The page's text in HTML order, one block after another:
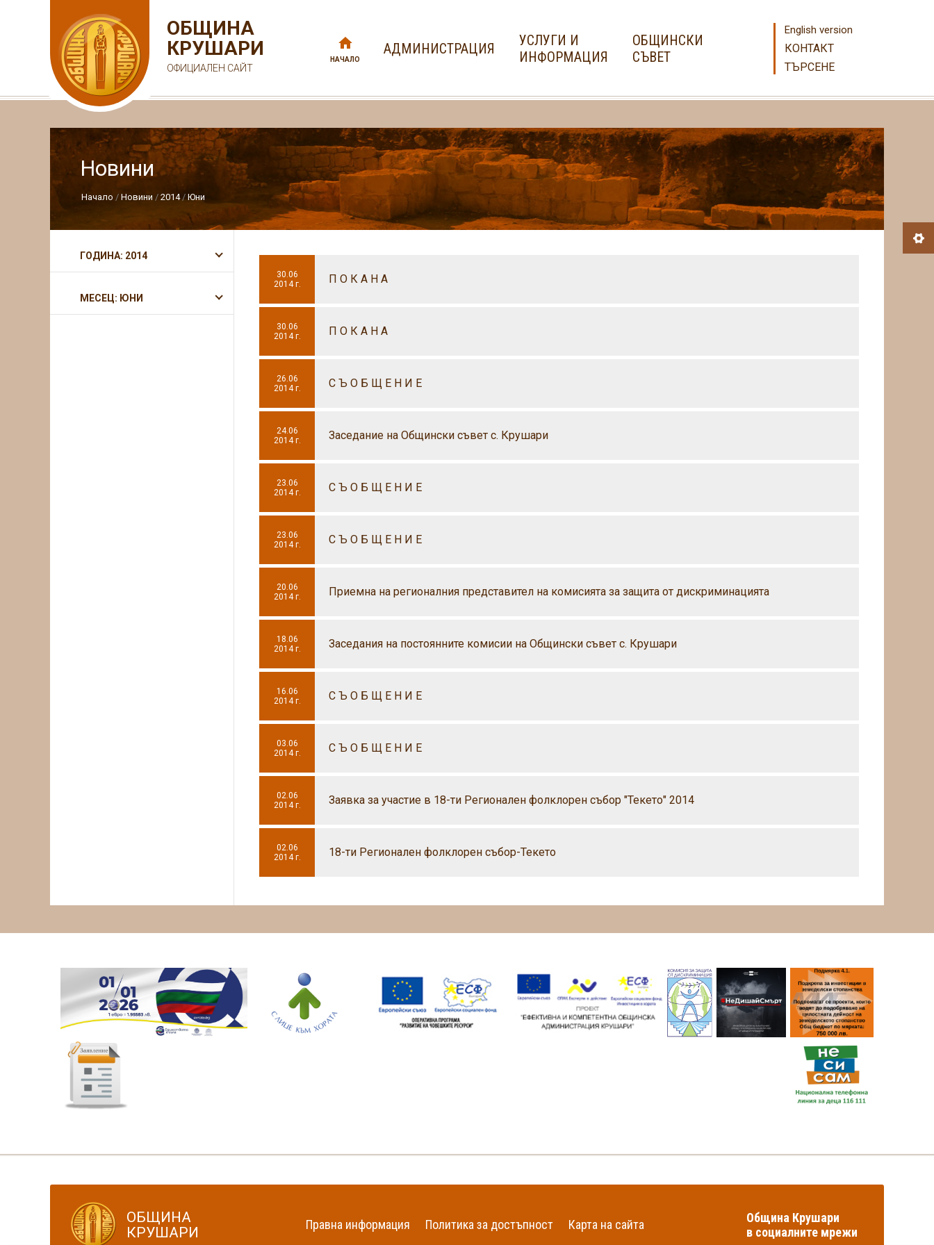
ОБЩИНА
КРУШАРИ
ОФИЦИАЛЕН САЙТ
НАЧАЛО
АДМИНИСТРАЦИЯ
УСЛУГИ И
ИНФОРМАЦИЯ
ОБЩИНСКИ
СЪВЕТ
English version
КОНТАКТ
ТЪРСЕНЕ
Новини
Начало Новини 2014 Юни
30.06
2014 г.
П О К А Н А
30.06
2014 г.
П О К А Н А
26.06
2014 г.
С Ъ О Б Щ Е Н И Е
24.06
2014 г.
Заседание на Общински съвет с. Крушари
23.06
2014 г.
С Ъ О Б Щ Е Н И Е
23.06
2014 г.
С Ъ О Б Щ Е Н И Е
20.06
2014 г.
Приемна на регионалния представител на комисията за защита от дискриминацията
18.06
2014 г.
Заседания на постоянните комисии на Общински съвет с. Крушари
16.06
2014 г.
С Ъ О Б Щ Е Н И Е
03.06
2014 г.
С Ъ О Б Щ Е Н И Е
02.06
2014 г.
Заявка за участие в 18-ти Регионален фолклорен събор "Текето" 2014
02.06
2014 г.
18-ти Регионален фолклорен събор-Текето
ГОДИНА: 2014
МЕСЕЦ: ЮНИ
ОБЩИНА
КРУШАРИ
Правна информация Политика за достъпност Карта на сайта
Община Крушари
в социалните мрежи